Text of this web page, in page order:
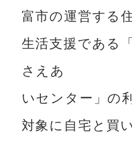
富市の運営する
⽣活⽀援である
さえあ
いセンター」の
対象に⾃宅と買